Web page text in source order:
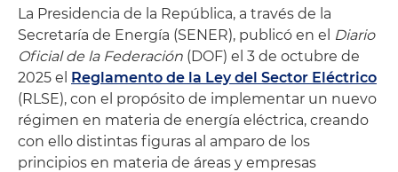
La Presidencia de la República, a través de la
Secretaría de Energía (SENER), publicó en el Diario
Oficial de la Federación (DOF) el 3 de octubre de
2025 el Reglamento de la Ley del Sector Eléctrico
(RLSE), con el propósito de implementar un nuevo
régimen en materia de energía eléctrica, creando
con ello distintas figuras al amparo de los
principios en materia de áreas y empresas